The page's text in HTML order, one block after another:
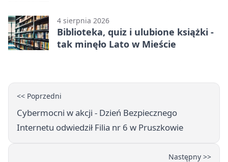
4 sierpnia 2026
Biblioteka, quiz i ulubione książki -
tak minęło Lato w Mieście
<< Poprzedni
Cybermocni w akcji - Dzień Bezpiecznego
Internetu odwiedził Filia nr 6 w Pruszkowie
Następny >>